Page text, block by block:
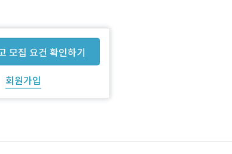
모집 요건 확인하기
회원가입